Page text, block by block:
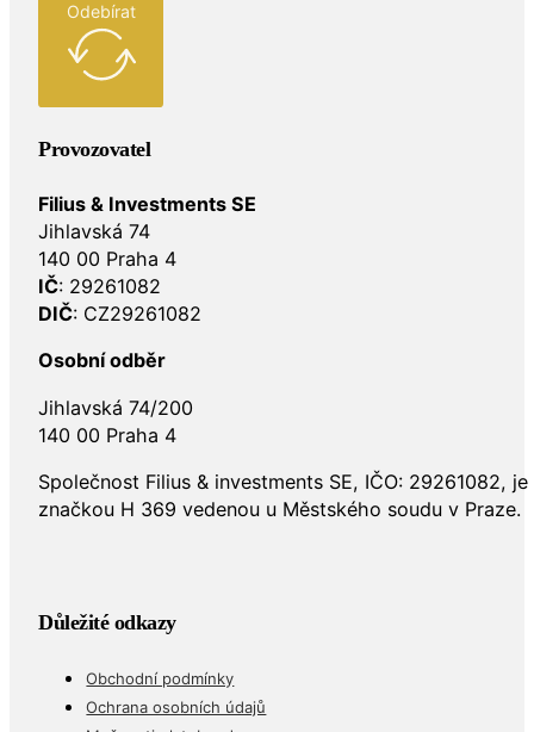
Odebírat
Provozovatel
Filius & Investments SE
Jihlavská 74
140 00 Praha 4
IČ: 29261082
DIČ: CZ29261082
Osobní odběr
Jihlavská 74/200
140 00 Praha 4
Společnost Filius & investments SE, IČO: 29261082,
značkou H 369 vedenou u Městského soudu v Praze.
Důležité odkazy
Obchodní podmínky
Ochrana osobních údajů